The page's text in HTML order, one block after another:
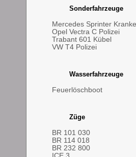
Sonderfahrzeuge
Mercedes Sprinter
Opel Vectra C Polizei
Trabant 601 Kübel
VW T4 Polizei
Wasserfahrzeuge
Feuerlöschboot
Züge
BR 101 030
BR 114 018
BR 232 800